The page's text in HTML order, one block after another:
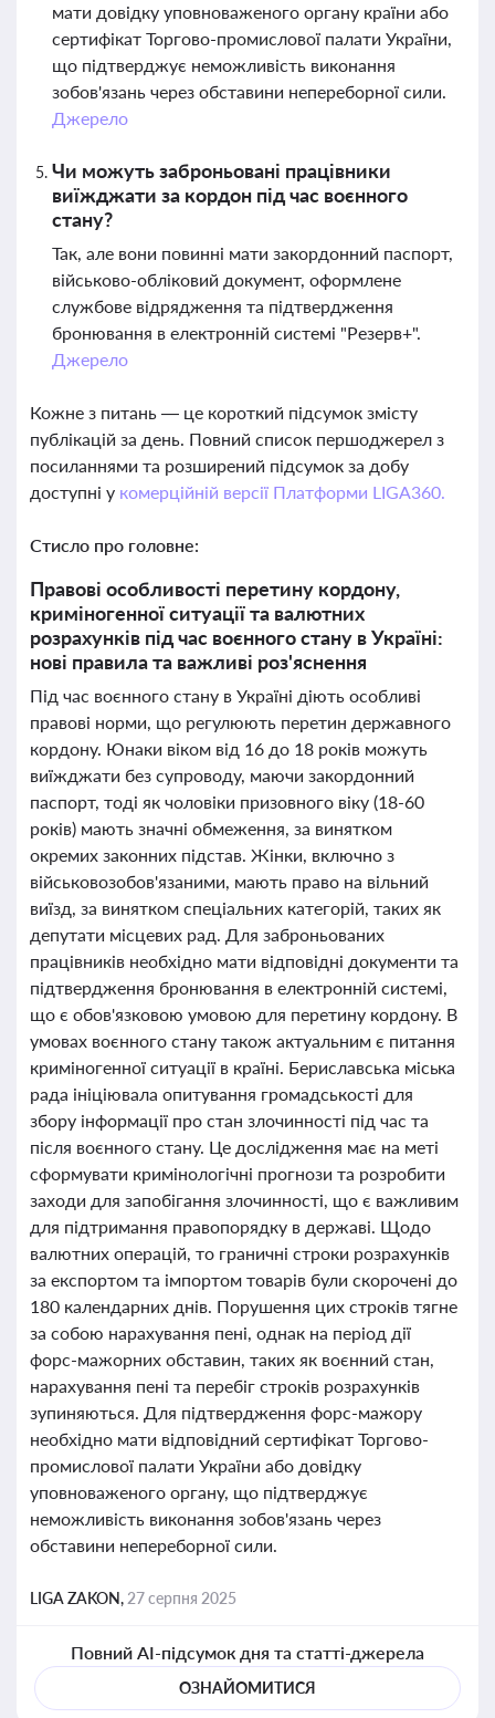
мати довідку уповноваженого органу країни або
сертифікат Торгово-промислової палати України,
що підтверджує неможливість виконання
зобов'язань через обставини непереборної сили.
Джерело
Чи можуть заброньовані працівники
виїжджати за кордон під час воєнного
стану?
Так, але вони повинні мати закордонний паспорт,
військово-обліковий документ, оформлене
службове відрядження та підтвердження
бронювання в електронній системі "Резерв+".
Джерело
Кожне з питань — це короткий підсумок змісту
публікацій за день. Повний список першоджерел з
посиланнями та розширений підсумок за добу
доступні у комерційній версії Платформи LIGA360.
Стисло про головне:
Правові особливості перетину кордону,
криміногенної ситуації та валютних
розрахунків під час воєнного стану в Україні:
нові правила та важливі роз'яснення
Під час воєнного стану в Україні діють особливі
правові норми, що регулюють перетин державного
кордону. Юнаки віком від 16 до 18 років можуть
виїжджати без супроводу, маючи закордонний
паспорт, тоді як чоловіки призовного віку (18-60
років) мають значні обмеження, за винятком
окремих законних підстав. Жінки, включно з
військовозобов'язаними, мають право на вільний
виїзд, за винятком спеціальних категорій, таких як
депутати місцевих рад. Для заброньованих
працівників необхідно мати відповідні документи та
підтвердження бронювання в електронній системі,
що є обов'язковою умовою для перетину кордону. В
умовах воєнного стану також актуальним є питання
криміногенної ситуації в країні. Бериславська міська
рада ініціювала опитування громадськості для
збору інформації про стан злочинності під час та
після воєнного стану. Це дослідження має на меті
сформувати кримінологічні прогнози та розробити
заходи для запобігання злочинності, що є важливим
для підтримання правопорядку в державі. Щодо
валютних операцій, то граничні строки розрахунків
за експортом та імпортом товарів були скорочені до
180 календарних днів. Порушення цих строків тягне
за собою нарахування пені, однак на період дії
форс-мажорних обставин, таких як воєнний стан,
нарахування пені та перебіг строків розрахунків
зупиняються. Для підтвердження форс-мажору
необхідно мати відповідний сертифікат Торгово-
промислової палати України або довідку
уповноваженого органу, що підтверджує
неможливість виконання зобов'язань через
обставини непереборної сили.
LIGA ZAKON, 27 серпня 2025
Повний AI-підсумок дня та статті-джерела
ОЗНАЙОМИТИСЯ